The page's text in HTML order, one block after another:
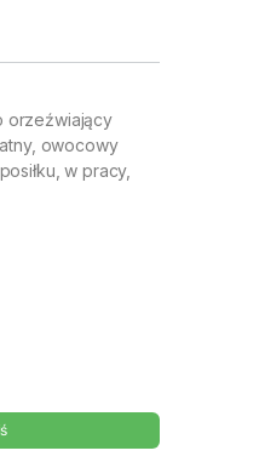
orzeźwiający
owocowy
w pracy,